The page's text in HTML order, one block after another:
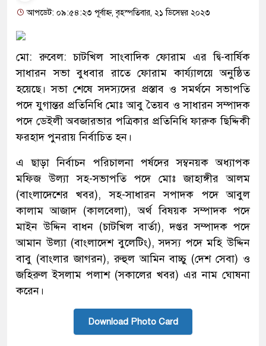
আপডেট: ০৯:৫৪:২৩ পূর্বাহ্ন, বৃহস্পতিবার, ২১ ডিসেম্বর ২০২৩
মো: রুবেল: চাটখিল সাংবাদিক ফোরাম এর দ্বি-বার্ষিক
সাধারন সভা বুধবার রাতে ফোরাম কার্য্যালয়ে অনুষ্ঠিত
হয়েছে। সভা শেষে সদস্যদের প্রস্তাব ও সমর্থনে সভাপতি
পদে যুগান্তর প্রতিনিধি মোঃ আবু তৈয়ব ও সাধারন সম্পাদক
পদে ডেইলী অবজারভার পত্রিকার প্রতিনিধি ফারুক ছিদ্দিকী
ফরহাদ পুনরায় নির্বাচিত হন।
এ ছাড়া নির্বাচন পরিচালনা পর্ষদের সম্বনয়ক অধ্যাপক
মফিজ উল্যা সহ-সভাপতি পদে মোঃ জাহাঙ্গীর আলম
(বাংলাদেশের খবর), সহ-সাধারন সপাদক পদে আবুল
কালাম আজাদ (কালবেলা), অর্থ বিষয়ক সম্পাদক পদে
মাইন উদ্দিন বাধন (চাটখিল বার্তা), দপ্তর সম্পাদক পদে
আমান উল্যা (বাংলাদেশ বুলেটিং), সদস্য পদে মহি উদ্দিন
বাবু (বাংলার জাগরন), রুহুল আমিন বাচ্চু (দেশ সেবা) ও
জহিরুল ইসলাম পলাশ (সকালের খবর) এর নাম ঘোষনা
করেন।
Download Photo Card